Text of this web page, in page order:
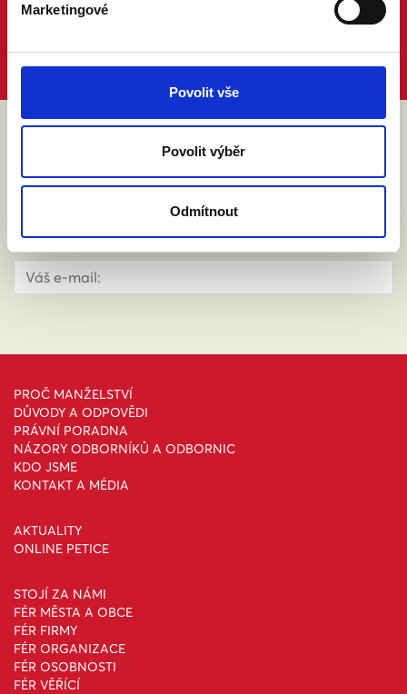
Marketingové
Povolit vše
Povolit výběr
Odmítnout
ABY VÁM O MANŽELSTVÍ NIC
NEUNIKLO
PROČ MANŽELSTVÍ
DŮVODY A ODPOVĚDI
PRÁVNÍ PORADNA
NÁZORY ODBORNÍKŮ A ODBORNIC
KDO JSME
KONTAKT A MÉDIA
AKTUALITY
ONLINE PETICE
STOJÍ ZA NÁMI
FÉR MĚSTA A OBCE
FÉR FIRMY
FÉR ORGANIZACE
FÉR OSOBNOSTI
FÉR VĚŘÍCÍ